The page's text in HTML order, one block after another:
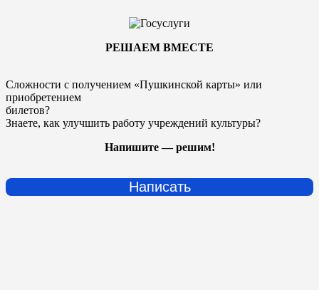
РЕШАЕМ ВМЕСТЕ
Сложности с получением «Пушкинской карты» или
приобретением
билетов?
Знаете, как улучшить работу учреждений культуры?
Напишите — решим!
Написать